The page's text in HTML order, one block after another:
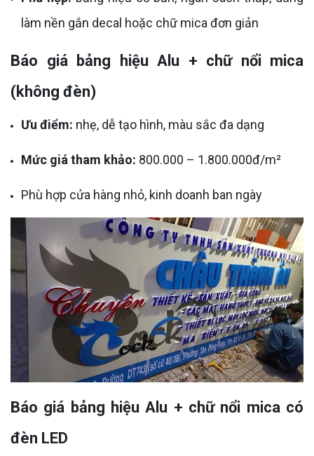
làm nền gắn decal hoặc chữ mica đơn giản
Báo giá bảng hiệu Alu + chữ nổi mica
(không đèn)
Ưu điểm: nhẹ, dễ tạo hình, màu sắc đa dạng
Mức giá tham khảo: 800.000 – 1.800.000đ/m²
Phù hợp cửa hàng nhỏ, kinh doanh ban ngày
Báo giá bảng hiệu Alu + chữ nổi mica có
đèn LED